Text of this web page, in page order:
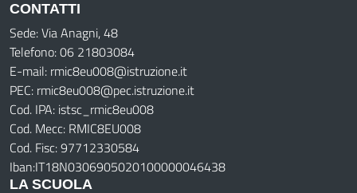
CONTATTI
Sede: Via Anagni, 48
Telefono: 06 21803084
E-mail: rmic8eu008@istruzione.it
PEC: rmic8eu008@pec.istruzione.it
Cod. IPA: istsc_rmic8eu008
Cod. Mecc: RMIC8EU008
Cod. Fisc: 97712330584
Iban:IT18N0306905020100000046438
LA SCUOLA